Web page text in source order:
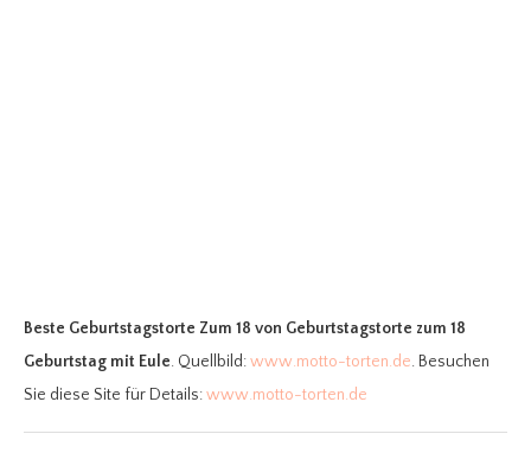
Beste Geburtstagstorte Zum 18 von Geburtstagstorte zum 18
Geburtstag mit Eule. Quellbild:www.motto-torten.de. Besuchen
Sie diese Site für Details:www.motto-torten.de